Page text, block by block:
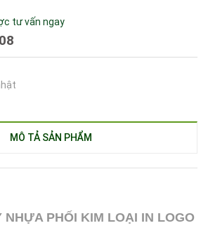
tư vấn ngay
MÔ TẢ SẢN PHẨM
NHỰA PHỐI KIM LOẠI IN LOGO